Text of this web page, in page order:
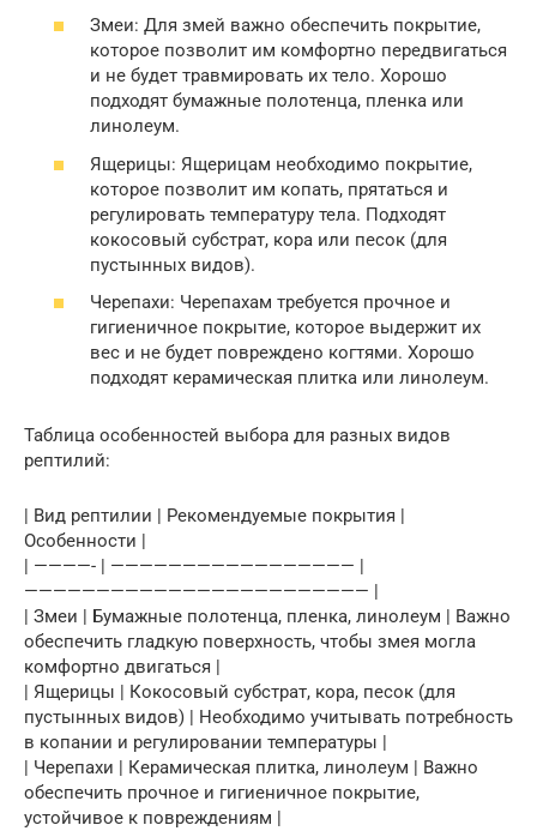
Змеи: Для змей важно обеспечить покрытие,
которое позволит им комфортно передвигаться
и не будет травмировать их тело. Хорошо
подходят бумажные полотенца, пленка или
линолеум.
Ящерицы: Ящерицам необходимо покрытие,
которое позволит им копать, прятаться и
регулировать температуру тела. Подходят
кокосовый субстрат, кора или песок (для
пустынных видов).
Черепахи: Черепахам требуется прочное и
гигиеничное покрытие, которое выдержит их
вес и не будет повреждено когтями. Хорошо
подходят керамическая плитка или линолеум.
Таблица особенностей выбора для разных видов
рептилий:
| Вид рептилии | Рекомендуемые покрытия |
Особенности |
| ————- | ————————————————— |
———————————————————————— |
| Змеи | Бумажные полотенца, пленка, линолеум | Важно
обеспечить гладкую поверхность, чтобы змея могла
комфортно двигаться |
| Ящерицы | Кокосовый субстрат, кора, песок (для
пустынных видов) | Необходимо учитывать потребность
в копании и регулировании температуры |
| Черепахи | Керамическая плитка, линолеум | Важно
обеспечить прочное и гигиеничное покрытие,
устойчивое к повреждениям |